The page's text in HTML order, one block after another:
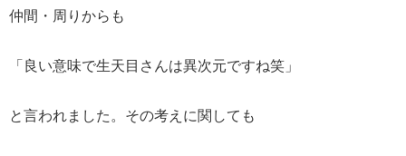
仲間・周りからも
「良い意味で生天目さんは異次元ですね笑」
と言われました。その考えに関しても